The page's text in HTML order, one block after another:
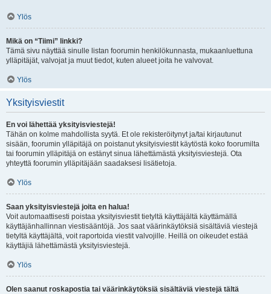
Ylös
Mikä on “Tiimi” linkki?
Tämä sivu näyttää sinulle listan foorumin henkilökunnasta, mukaanluettuna
ylläpitäjät, valvojat ja muut tiedot, kuten alueet joita he valvovat.
Ylös
Yksityisviestit
En voi lähettää yksityisviestejä!
Tähän on kolme mahdollista syytä. Et ole rekisteröitynyt ja/tai kirjautunut
sisään, foorumin ylläpitäjä on poistanut yksityisviestit käytöstä koko foorumilta
tai foorumin ylläpitäjä on estänyt sinua lähettämästä yksityisviestejä. Ota
yhteyttä foorumin ylläpitäjään saadaksesi lisätietoja.
Ylös
Saan yksityisviestejä joita en halua!
Voit automaattisesti poistaa yksityisviestit tietyltä käyttäjältä käyttämällä
käyttäjänhallinnan viestisääntöjä. Jos saat väärinkäytöksiä sisältäviä viestejä
tietyltä käyttäjältä, voit raportoida viestit valvojille. Heillä on oikeudet estää
käyttäjiä lähettämästä yksityisviestejä.
Ylös
Olen saanut roskapostia tai väärinkäytöksiä sisältäviä viestejä tältä